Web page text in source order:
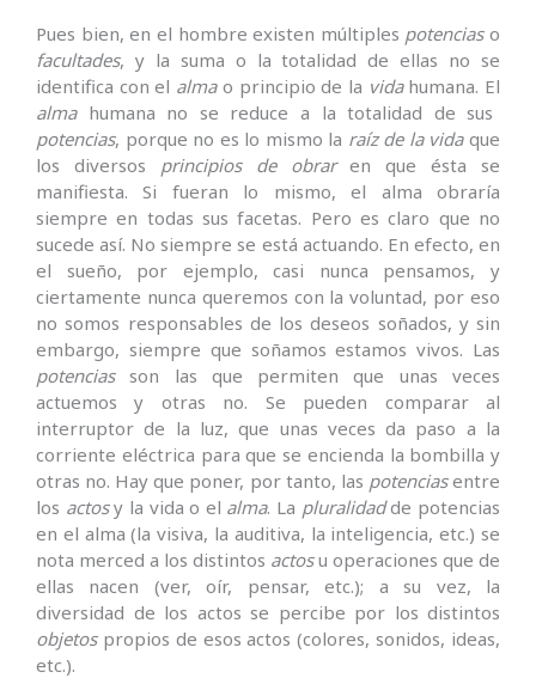
Pues bien, en el hombre existen múltiples potenciaso
facultades, y la suma o la totalidad de ellas no se
identifica con el almao principio de la vidahumana. El
alma humana no se reduce a la totalidad de sus
potencias, porque no es lo mismo la raíz de la vidaque
los diversos principios de obraren que ésta se
manifiesta. Si fueran lo mismo, el alma obraría
siempre en todas sus facetas. Pero es claro que no
sucede así. No siempre se está actuando. En efecto, en
el sueño, por ejemplo, casi nunca pensamos, y
ciertamente nunca queremos con la voluntad, por eso
no somos responsables de los deseos soñados, y sin
embargo, siempre que soñamos estamos vivos. Las
potenciasson las que permiten que unas veces
actuemos y otras no. Se pueden comparar al
interruptor de la luz, que unas veces da paso a la
corriente eléctrica para que se encienda la bombilla y
otras no. Hay que poner, por tanto, las potenciasentre
los actosy la vida o el alma. La pluralidadde potencias
en el alma (la visiva, la auditiva, la inteligencia, etc.) se
nota merced a los distintos actosu operaciones que de
ellas nacen (ver, oír, pensar, etc.); a su vez, la
diversidad de los actos se percibe por los distintos
objetospropios de esos actos (colores, sonidos, ideas,
etc.).